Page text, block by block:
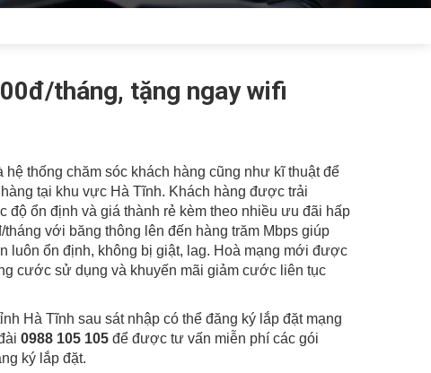
tháng, tặng ngay wifi
hệ thống chăm sóc khách hàng cũng như kĩ thuật để
tại khu vực Hà Tĩnh. Khách hàng được trải
độ ổn định và giá thành rẻ kèm theo nhiều ưu đãi hấp
với băng thông lên đến hàng trăm Mbps giúp
luôn ổn định, không bị giật, lag. Hoà mạng mới được
cước sử dụng và khuyến mãi giảm cước liên tục
Hà Tĩnh sau sát nhập có thể đăng ký lắp đặt mạng
0988 105 105 để được tư vấn miễn phí các gói
ký lắp đặt.